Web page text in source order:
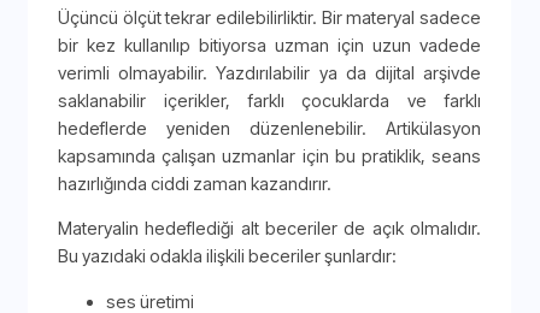
Üçüncü ölçüt tekrar edilebilirliktir. Bir materyal sadece
bir kez kullanılıp bitiyorsa uzman için uzun vadede
verimli olmayabilir. Yazdırılabilir ya da dijital arşivde
saklanabilir içerikler, farklı çocuklarda ve farklı
hedeflerde yeniden düzenlenebilir. Artikülasyon
kapsamında çalışan uzmanlar için bu pratiklik, seans
hazırlığında ciddi zaman kazandırır.
Materyalin hedeflediği alt beceriler de açık olmalıdır.
Bu yazıdaki odakla ilişkili beceriler şunlardır:
ses üretimi